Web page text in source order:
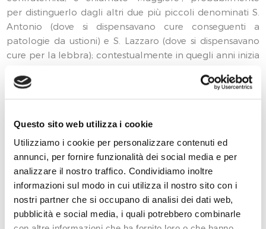
Questo sito web utilizza i cookie
Utilizziamo i cookie per personalizzare contenuti ed
annunci, per fornire funzionalità dei social media e per
analizzare il nostro traffico. Condividiamo inoltre
informazioni sul modo in cui utilizza il nostro sito con i
nostri partner che si occupano di analisi dei dati web,
pubblicità e social media, i quali potrebbero combinarle
per distinguerlo dagli altri due più piccoli denominati S.
Antonio (dove si dispensavano cure conseguenti a
patologie da ustioni) e S. Lazzaro (dove si dispensavano
cure per la lebbra); contestualmente in quegli anni inizia
dell’amministrazione dell’ospedale e della Confraternita
che terminerà nel 1586. All’inizio del 700, con
epidemie, ci si rende conto che l’originaria dimensione
dell’ospedale non consente di affrontare in modo
adeguato la sfida che deriva dall’inurbamento di
consistenti quote di popolazione in precedenza dispersa
nelle campagne, ma passarono un bel po’ di anni alla
posa della prima pietra avvenuta intorno al 1724.
Progettista fu Francesco Gallo, con un ulteriore consulto
dell’ingegnere di Torino Gian Giacomo Plantery; venne